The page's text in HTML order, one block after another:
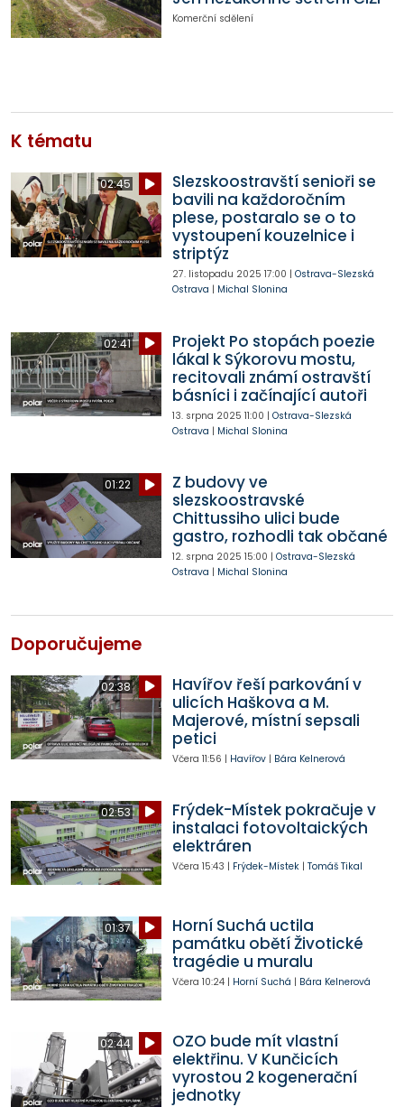
Komerční sdělení
K tématu
02:45
Slezskoostravští senioři se
bavili na každoročním
plese, postaralo se o to
vystoupení kouzelnice i
striptýz
27. listopadu 2025 17:00 | Ostrava-Slezská
Ostrava | Michal Slonina
02:41
Projekt Po stopách poezie
lákal k Sýkorovu mostu,
recitovali známí ostravští
básníci i začínající autoři
13. srpna 2025 11:00 | Ostrava-Slezská
Ostrava | Michal Slonina
01:22
Z budovy ve
slezskoostravské
Chittussiho ulici bude
gastro, rozhodli tak občané
12. srpna 2025 15:00 | Ostrava-Slezská
Ostrava | Michal Slonina
Doporučujeme
02:38
Havířov řeší parkování v
ulicích Haškova a M.
Majerové, místní sepsali
petici
Včera 11:56 | Havířov| Bára Kelnerová
02:53
Frýdek-Místek pokračuje v
instalaci fotovoltaických
elektráren
Včera 15:43 | Frýdek-Místek| Tomáš Tikal
01:37
Horní Suchá uctila
památku obětí Životické
tragédie u muralu
Včera 10:24| Horní Suchá | Bára Kelnerová
02:44
OZO bude mít vlastní
elektřinu. V Kunčicích
vyrostou 2 kogenerační
jednotky